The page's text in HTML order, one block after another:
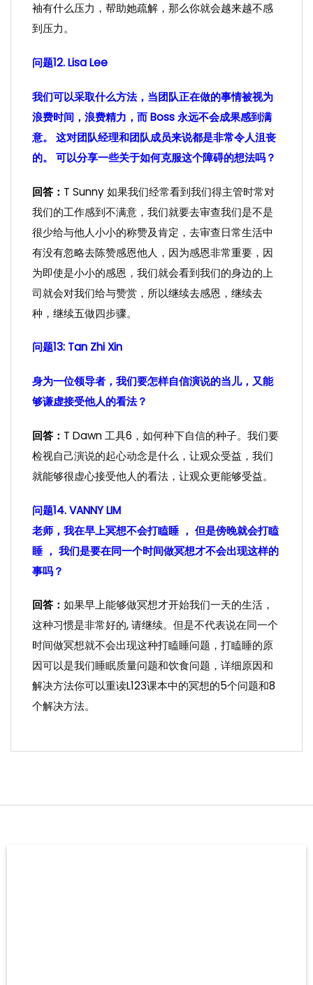
袖有什么压力，帮助她疏解，那么你就会越来越不感
到压力。
问题12. Lisa Lee
我们可以采取什么方法，当团队正在做的事情被视为
浪费时间，浪费精力，而 Boss 永远不会成果感到满
意。 这对团队经理和团队成员来说都是非常令人沮丧
的。 可以分享一些关于如何克服这个障碍的想法吗？
回答： T Sunny 如果我们经常看到我们得主管时常对
我们的工作感到不满意，我们就要去审查我们是不是
很少给与他人小小的称赞及肯定，去审查日常生活中
有没有忽略去陈赞感恩他人，因为感恩非常重要，因
为即使是小小的感恩，我们就会看到我们的身边的上
司就会对我们给与赞赏，所以继续去感恩，继续去
种，继续五做四步骤。
问题13: Tan Zhi Xin
身为一位领导者，我们要怎样自信演说的当儿，又能
够谦虚接受他人的看法？
回答： T Dawn 工具6，如何种下自信的种子。我们要
检视自己演说的起心动念是什么，让观众受益，我们
就能够很虚心接受他人的看法，让观众更能够受益。
问题14. VANNY LIM
老师，我在早上冥想不会打瞌睡 ， 但是傍晚就会打瞌
睡 ， 我们是要在同一个时间做冥想才不会出现这样的
事吗？
回答： 如果早上能够做冥想才开始我们一天的生活，
这种习惯是非常好的, 请继续。但是不代表说在同一个
时间做冥想就不会出现这种打瞌睡问题，打瞌睡的原
因可以是我们睡眠质量问题和饮食问题，详细原因和
解决方法你可以重读L123课本中的冥想的5个问题和8
个解决方法。